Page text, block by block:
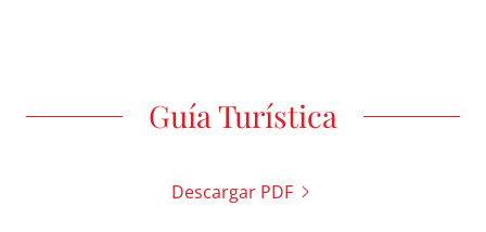
Guía Turística
Descargar PDF